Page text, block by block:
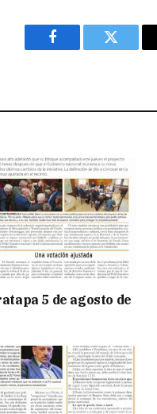
Facebook Twitter
5 de agosto de